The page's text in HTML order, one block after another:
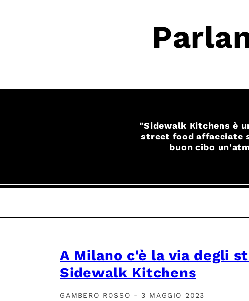
"Sidewalk Kitchens è
street food affacciate
buon cibo
A Milano c'è la via degli
Sidewalk Kitchens
GAMBERO ROSSO - 3 MAGGIO 2023